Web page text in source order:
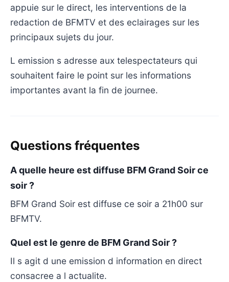
appuie sur le direct, les interventions de la
redaction de BFMTV et des eclairages sur les
principaux sujets du jour.
L emission s adresse aux telespectateurs qui
souhaitent faire le point sur les informations
importantes avant la fin de journee.
Questions fréquentes
A quelle heure est diffuse BFM Grand Soir ce
soir ?
BFM Grand Soir est diffuse ce soir a 21h00 sur
BFMTV.
Quel est le genre de BFM Grand Soir ?
Il s agit d une emission d information en direct
consacree a l actualite.